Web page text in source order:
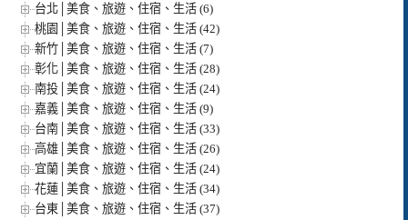
台北│美食、旅遊、住宿、生活 (6)
桃園│美食、旅遊、住宿、生活 (42)
新竹│美食、旅遊、住宿、生活 (7)
彰化│美食、旅遊、住宿、生活 (28)
南投│美食、旅遊、住宿、生活 (24)
嘉義│美食、旅遊、住宿、生活 (9)
台南│美食、旅遊、住宿、生活 (33)
高雄│美食、旅遊、住宿、生活 (26)
宜蘭│美食、旅遊、住宿、生活 (24)
花蓮│美食、旅遊、住宿、生活 (34)
台東│美食、旅遊、住宿、生活 (37)